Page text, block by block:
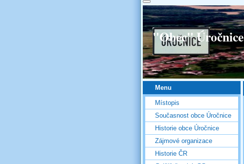
"Obec" Úročnice
Menu
Místopis
Současnost obce Úročnice
Historie obce Úročnice
Zájmové organizace
Historie ČR